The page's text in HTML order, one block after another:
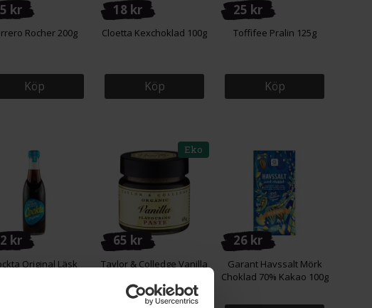
kr
Rocher 200g
Köp
18 kr
Cloetta Kexchoklad 100g
Köp
25 kr
Toffifee Pralin 125g
Köp
kr
Original Läsk
65 kr
Eko
Taylor & Colledge Vanilla
26 kr
Garant Havssalt Mörk
Choklad 70% Kakao 100g